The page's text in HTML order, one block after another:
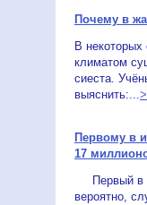
Почему в
В некоторых
климатом
сиеста.
выяснить:...
Первому в
17
Первый в
вероятно,